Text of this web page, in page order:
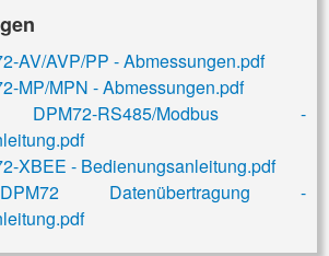
AV/AVP/PP - Abmessungen.pdf
MP/MPN - Abmessungen.pdf
RS485/Modbus -
XBEE - Bedienungsanleitung.pdf
Datenübertragung -